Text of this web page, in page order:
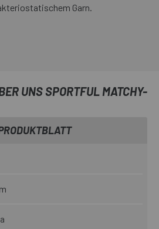
Garn.
UNS SPORTFUL MATCHY-